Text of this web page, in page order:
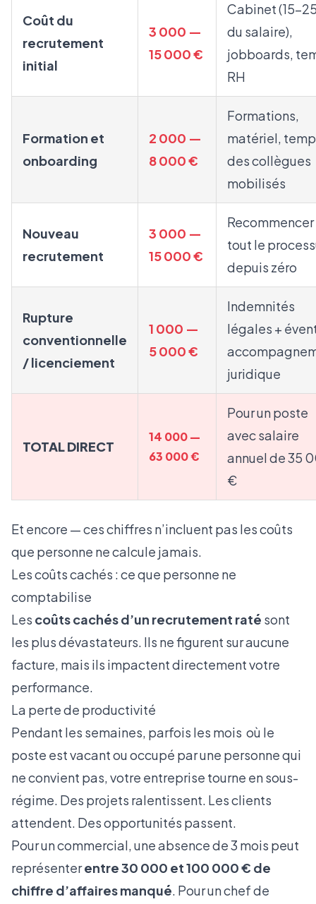
Coût du
recrutement
initial
3 000 —
15 000 €
Cabinet (15-
du salaire),
jobboards,
RH
Formation et
onboarding
2 000 —
8 000 €
Formations,
matériel,
des collègues
mobilisés
Nouveau
recrutement
3 000 —
15 000 €
Recommencer
tout le
depuis zéro
Rupture
conventionnelle
/ licenciement
1 000 —
5 000 €
Indemnités
légales +
juridique
TOTAL DIRECT
14 000 —
63 000 €
Pour un poste
avec salaire
annuel de 35
€
Et encore — ces chiffres n’incluent pas les coûts
que personne ne calcule jamais.
Les coûts cachés : ce que personne ne
comptabilise
Les coûts cachés d’un recrutement raté sont
les plus dévastateurs. Ils ne figurent sur aucune
facture, mais ils impactent directement votre
performance.
La perte de productivité
Pendant les semaines, parfois les mois où le
poste est vacant ou occupé par une personne qui
ne convient pas, votre entreprise tourne en sous-
régime. Des projets ralentissent. Les clients
attendent. Des opportunités passent.
Pour un commercial, une absence de 3 mois peut
représenterentre 30 000 et 100 000 € de
chiffre d’affaires manqué. Pour un chef de